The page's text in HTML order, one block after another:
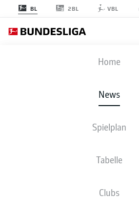
BL 2BL VBL
Home
News
Spielplan
Tabelle
Clubs
DER ERSTE TREFFER DER
GESCHICHTE NACHGESTELLT